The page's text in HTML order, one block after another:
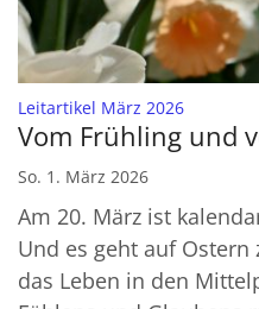
Leitartikel März 2026:
Vom Frühling und
So. 1. März 2026
Am 20. März ist
Und es geht auf
das Leben in den